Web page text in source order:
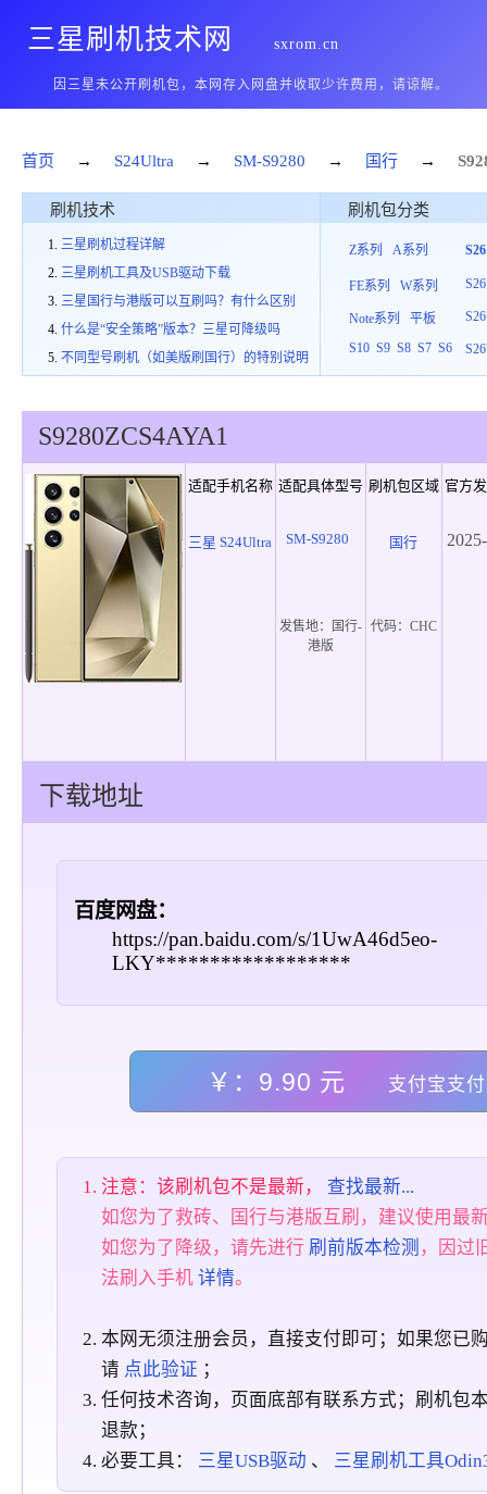
三星刷机技术网 sxrom.cn
因三星未公开刷机包，本网存入网盘并收取少许费用，请谅解。
首页 → S24Ultra → SM-S9280 → 国行 →
刷机技术
三星刷机过程详解
三星刷机工具及USB驱动下载
三星国行与港版可以互刷吗？有什么区别
什么是“安全策略”版本？三星可降级吗
不同型号刷机（如美版刷国行）的特别说明
刷机包分类
Z系列 A系列
FE系列 W系列
Note系列
平板
S10 S9 S8 S7 S6
S26
S9280ZCS4AYA1
适配手机名称 适配具体型号 刷机包区域 官方
三星 S24Ultra SM-S9280 国行
发售地：
国行-
港版
代码： CHC
下载地址
百度网盘：
https://pan.baidu.com/s/1UwA46d5eo-
LKY******************
￥：9.90 元 支付宝支付
注意：该刷机包不是最新， 查找最新...
如您为了救砖、国行与港版互刷，建议使用最
如您为了降级，请先进行 刷前版本检测 ，因过
法刷入手机详情。
本网无须注册会员，直接支付即可；如果您已
请 点此验证 ；
任何技术咨询，页面底部有联系方式；刷机包
退款；
必要工具： 三星USB驱动 、 三星刷机工具